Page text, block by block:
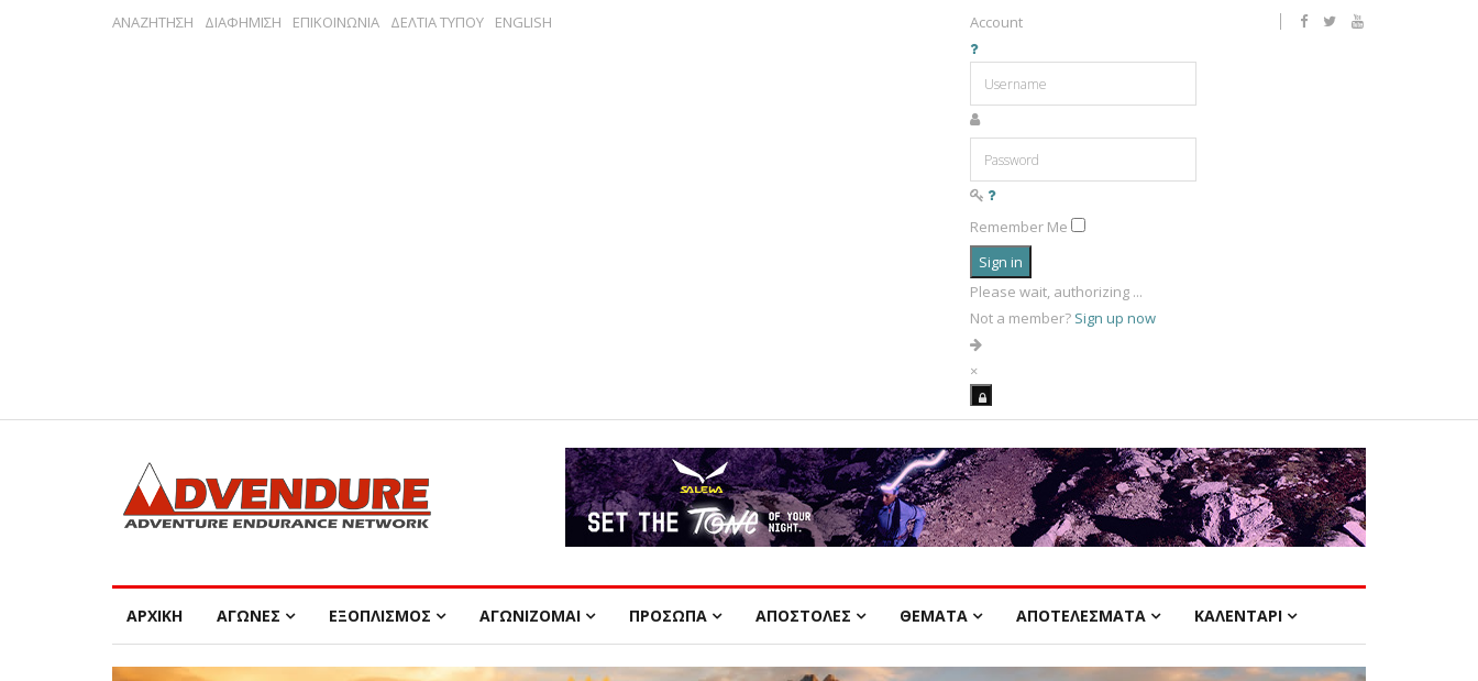
ΑΝΑΖΗΤΗΣΗ ΔΙΑΦΗΜΙΣΗ ΕΠΙΚΟΙΝΩΝΙΑ ΔΕΛΤΙΑ ΤΥΠΟΥ ENGLISH Account
Remember Me
Sign in
Please wait, authorizing ...
Not a member? Sign up now
×
ΑΡΧΙΚΗ ΑΓΩΝΕΣ ΕΞΟΠΛΙΣΜΟΣ ΑΓΩΝΙΖΟΜΑΙ ΠΡΟΣΩΠΑ ΑΠΟΣΤΟΛΕΣ ΘΕΜΑΤΑ ΑΠΟΤΕΛΕΣΜΑΤΑ ΚΑΛΕΝΤΑΡΙ